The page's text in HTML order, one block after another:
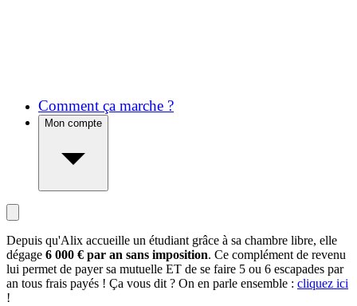
Comment ça marche ?
Mon compte
Depuis qu'Alix accueille un étudiant grâce à sa chambre libre, elle
dégage 6 000 € par an sans imposition. Ce complément de revenu
lui permet de payer sa mutuelle ET de se faire 5 ou 6 escapades par
an tous frais payés ! Ça vous dit ? On en parle ensemble : cliquez ici
!